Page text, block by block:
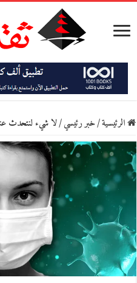
الرئيسية/خبر رئيسي/لا شيء لنتحدث